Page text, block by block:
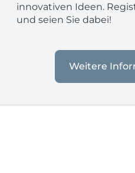
innovativen Ideen.
und seien Sie dabei!
Weitere